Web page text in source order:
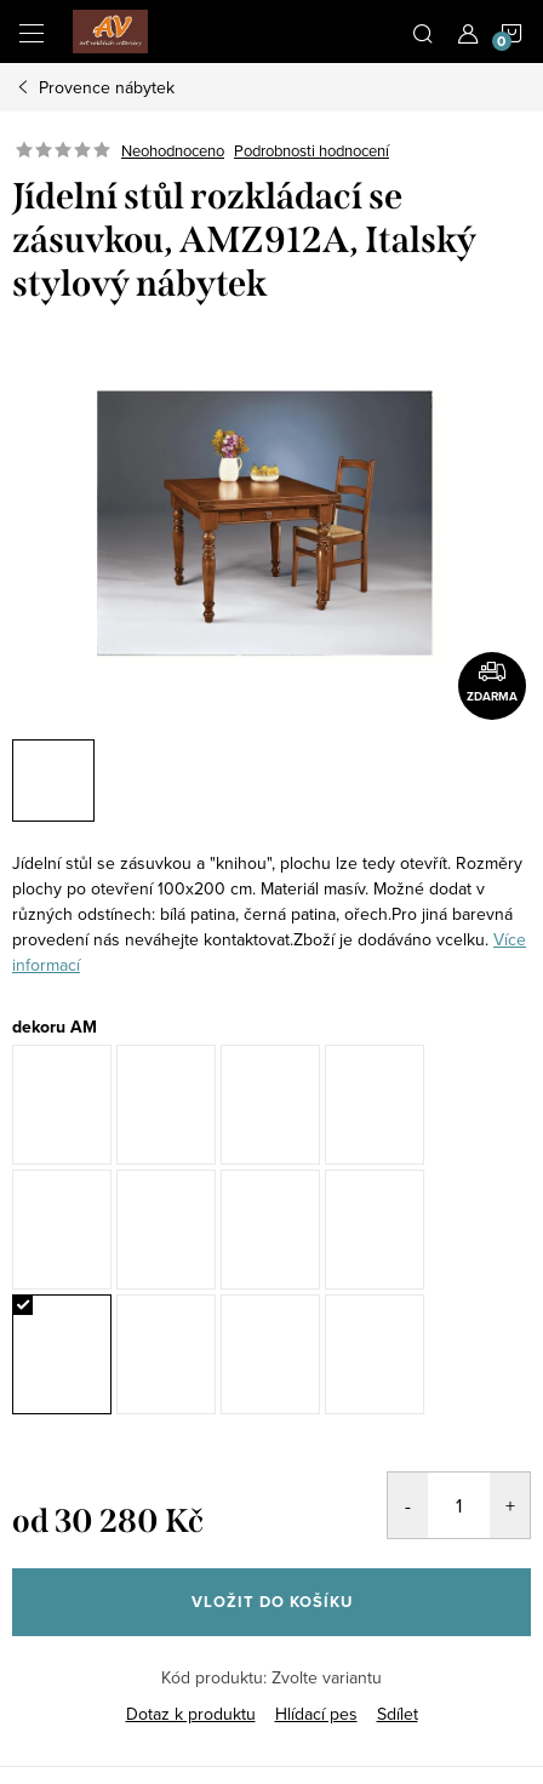
obsah
Provence nábytek
Neohodnoceno Podrobnosti hodnocení
Jídelní stůl rozkládací se
zásuvkou, AMZ912A, Italský
stylový nábytek
ZDARMA
Jídelní stůl se zásuvkou a "knihou", plochu lze tedy otevřít. Rozměry
plochy po otevření 100x200 cm. Materiál masív. Možné dodat v
různých odstínech: bílá patina, černá patina, ořech.Pro jiná barevná
provedení nás neváhejte kontaktovat.Zboží je dodáváno vcelku. Více
informací
dekoru AM
od30 280 Kč
cena:
VLOŽIT DO KOŠÍKU
Kód produktu: Zvolte variantu
Dotaz k produktu
Hlídací pes Sdílet